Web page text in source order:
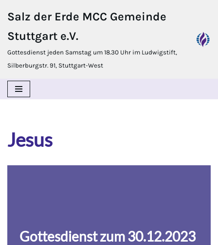
Inhalt
springen
Salz der Erde MCC Gemeinde
Stuttgart e.V.
Gottesdienst jeden Samstag um 18.30 Uhr im Ludwigstift,
Silberburgstr. 91, Stuttgart-West
Jesus
Gottesdienst zum 30.12.2023